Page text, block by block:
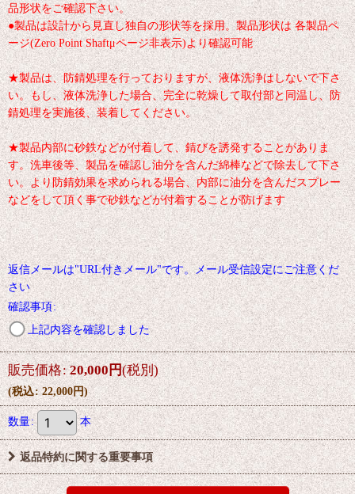
品形状をご確認下さい。
●製品は設計から見直し独自の形状等を採用。製品形状は 各製品ペ
ージ(Zero Point Shaftμページ非表示)より確認可能
★製品は、防錆処理を行っておりますが、液体洗浄はしないで下さ
い。もし、液体洗浄した場合、完全に乾燥して取付部と同温し、防
錆処理を実施後、装着してください。
★製品内部に砂鉄などが付着して、錆びを誘発することがありま
す。洗車後等、製品を確認し油分を含んだ綿棒などで除去して下さ
い。より防錆効果を求められる場合、内部に油分を含んだスプレー
などをして頂く事で砂鉄などが付着することが防げます
返信メールは"URL付きメール"です。メール受信設定にご注意くだ
さい
確認事項:
上記内容を確認しました
販売価格: 20,000円(税別)
(税込: 22,000円)
数量: 本
返品特約に関する重要事項